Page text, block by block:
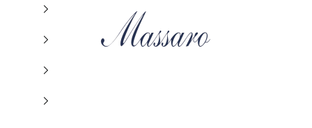
MASSARO ABBIGLIAMENTO